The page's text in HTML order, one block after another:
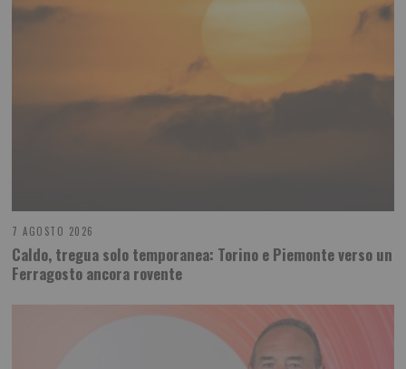
7 AGOSTO 2026
Caldo, tregua solo temporanea: Torino e Piemonte verso un
Ferragosto ancora rovente